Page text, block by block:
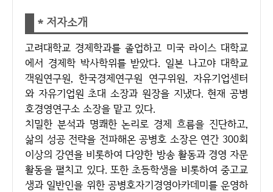
* 저자소개
고려대학교 경제학과를 졸업하고 미국 라이스 대학교
에서 경제학 박사학위를 받았다. 일본 나고야 대학교
객원연구원, 한국경제연구원 연구위원, 자유기업센터
와 자유기업원 초대 소장과 원장을 지냈다. 현재 공병
호경영연구소 소장을 맡고 있다.
치밀한 분석과 명쾌한 논리로 경제 흐름을 진단하고,
삶의 성공 전략을 전파해온 공병호 소장은 연간 300회
이상의 강연을 비롯하여 다양한 방송 활동과 경영 자문
활동을 펼치고 있다. 또한 초등학생을 비롯하여 중고교
생과 일반인을 위한 공병호자기경영아카데미를 운영하